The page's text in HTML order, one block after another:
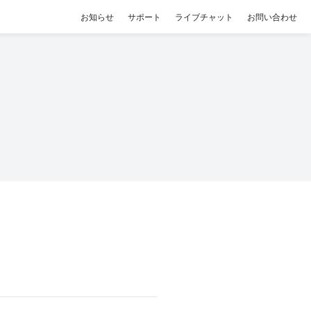
お知らせ サポート ライブチャット お問い合わせ